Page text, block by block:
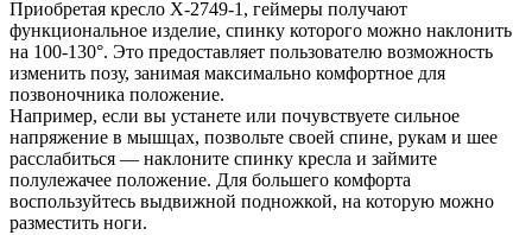
Приобретая кресло X-2749-1, геймеры получают
функциональное изделие, спинку которого можно наклонить
на 100-130°. Это предоставляет пользователю возможность
изменить позу, занимая максимально комфортное для
позвоночника положение.
Например, если вы устанете или почувствуете сильное
напряжение в мышцах, позвольте своей спине, рукам и шее
расслабиться — наклоните спинку кресла и займите
полулежачее положение. Для большего комфорта
воспользуйтесь выдвижной подножкой, на которую можно
разместить ноги.